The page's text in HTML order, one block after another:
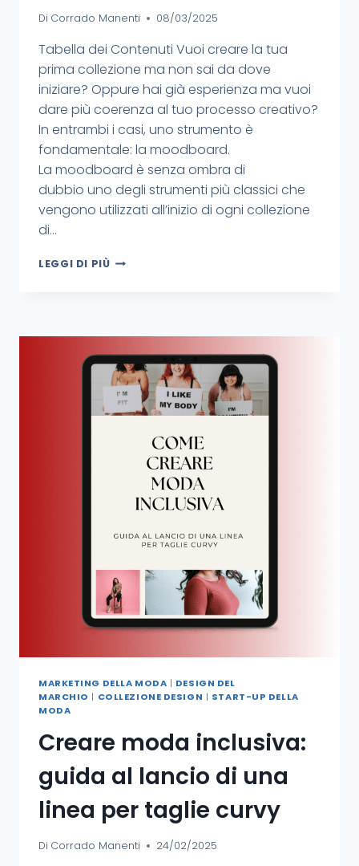
Di Corrado Manenti 08/03/2025
Tabella dei Contenuti Vuoi creare la tua
prima collezione ma non sai da dove
iniziare? Oppure hai già esperienza ma vuoi
dare più coerenza al tuo processo creativo?
In entrambi i casi, uno strumento è
fondamentale: la moodboard.
La moodboard è senza ombra di
dubbio uno degli strumenti più classici che
vengono utilizzati all’inizio di ogni collezione
di…
LEGGI DI PIÙ
MARKETING DELLA MODA | DESIGN DEL
MARCHIO | COLLEZIONE DESIGN | START-UP DELLA
MODA
Creare moda inclusiva:
guida al lancio di una
linea per taglie curvy
Di Corrado Manenti 24/02/2025